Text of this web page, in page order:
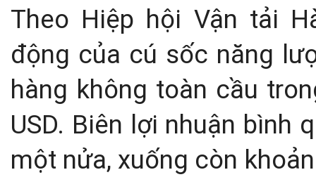
Theo Hiệp hội Vận tải
động của cú sốc năng
hàng không toàn cầu
USD. Biên lợi nhuận bình
một nửa, xuống còn